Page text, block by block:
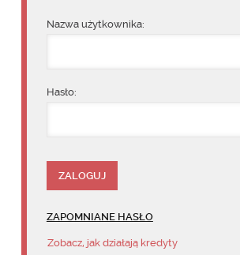
Nazwa użytkownika:
Hasło:
ZAPOMNIANE HASŁO
Zobacz, jak działają kredyty